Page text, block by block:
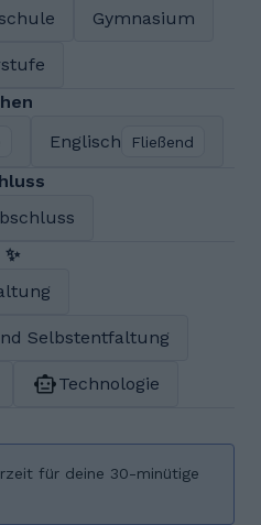
Gymnasium
Englisch Fließend
Selbstentfaltung
Technologie
für deine 30-minütige